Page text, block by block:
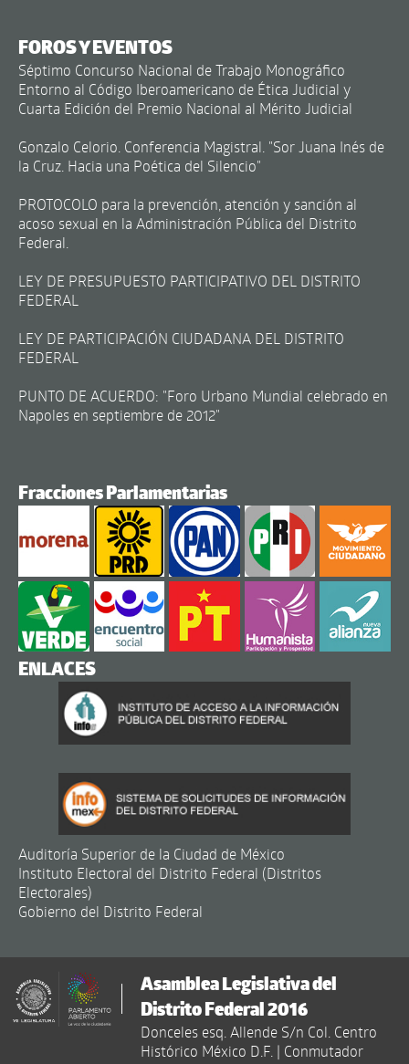
FOROS Y EVENTOS
Séptimo Concurso Nacional de Trabajo Monográfico
Entorno al Código Iberoamericano de Ética Judicial y
Cuarta Edición del Premio Nacional al Mérito Judicial
Gonzalo Celorio. Conferencia Magistral. "Sor Juana Inés de
la Cruz. Hacia una Poética del Silencio"
PROTOCOLO para la prevención, atención y sanción al
acoso sexual en la Administración Pública del Distrito
Federal.
LEY DE PRESUPUESTO PARTICIPATIVO DEL DISTRITO
FEDERAL
LEY DE PARTICIPACIÓN CIUDADANA DEL DISTRITO
FEDERAL
PUNTO DE ACUERDO: "Foro Urbano Mundial celebrado en
Napoles en septiembre de 2012"
Fracciones Parlamentarias
ENLACES
Auditoría Superior de la Ciudad de México
Instituto Electoral del Distrito Federal (Distritos
Electorales)
Gobierno del Distrito Federal
Asamblea Legislativa del
Distrito Federal 2016
Donceles esq. Allende S/n Col. Centro
Histórico México D.F. | Conmutador